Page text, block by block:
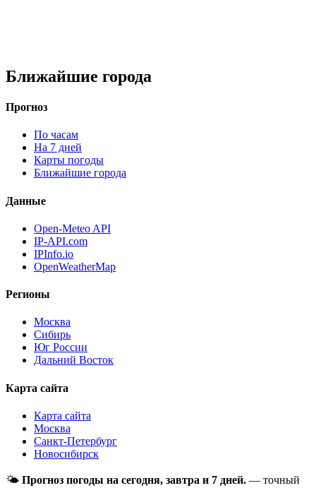
Ближайшие города
Прогноз
По часам
На 7 дней
Карты погоды
Ближайшие города
Данные
Open-Meteo API
IP-API.com
IPInfo.io
OpenWeatherMap
Регионы
Москва
Сибирь
Юг России
Дальний Восток
Карта сайта
Карта сайта
Москва
Санкт-Петербург
Новосибирск
🌤 Прогноз погоды на сегодня, завтра и 7 дней. — точный